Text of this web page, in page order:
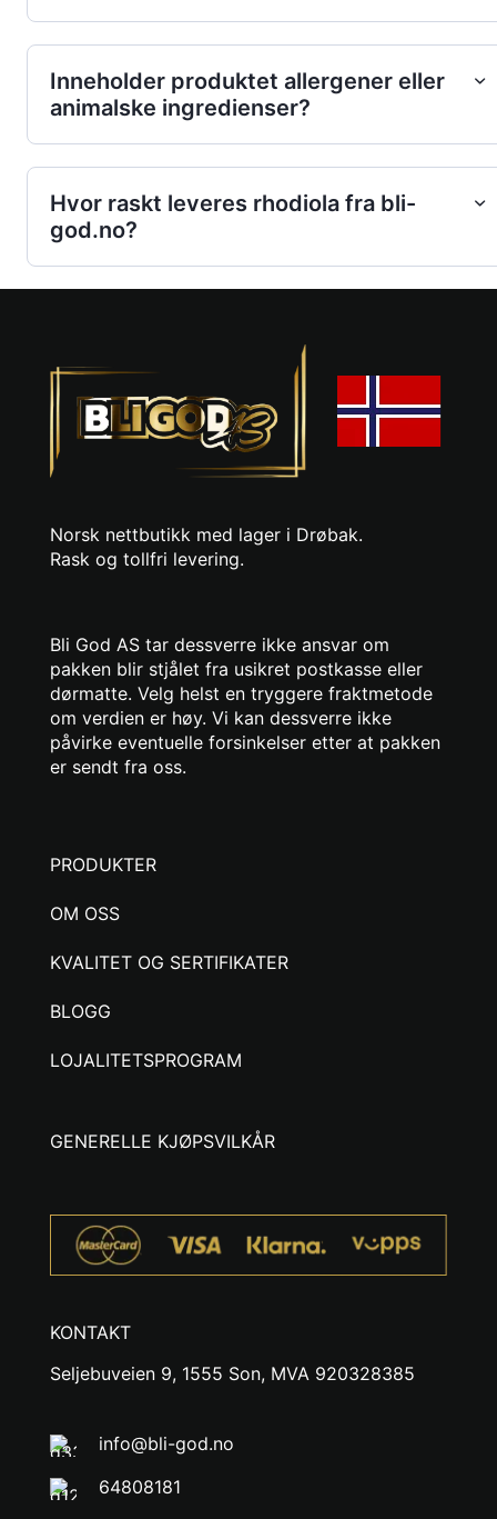
Inneholder produktet allergener eller
animalske ingredienser?
Hvor raskt leveres rhodiola fra bli-
god.no?
Norsk nettbutikk med lager i Drøbak.
Rask og tollfri levering.
Bli God AS tar dessverre ikke ansvar om
pakken blir stjålet fra usikret postkasse eller
dørmatte. Velg helst en tryggere fraktmetode
om verdien er høy. Vi kan dessverre ikke
påvirke eventuelle forsinkelser etter at pakken
er sendt fra oss.
PRODUKTER
OM OSS
KVALITET OG SERTIFIKATER
BLOGG
LOJALITETSPROGRAM
GENERELLE KJØPSVILKÅR
KONTAKT
Seljebuveien 9, 1555 Son, MVA 920328385
info@bli-god.no
64808181